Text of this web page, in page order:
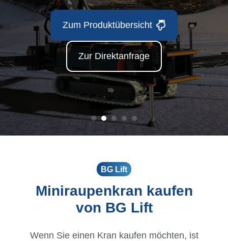
Bis 48 Meter | Bis 40 Tonnen
Zum Produktübersicht
Zur Direktanfrage
Bis 48 Meter | Bis 40 Tonnen
BG Lift
Miniraupenkran kaufen
von BG Lift
Wenn Sie einen Kran kaufen möchten, ist